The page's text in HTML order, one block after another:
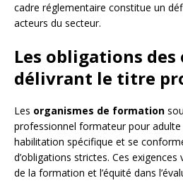
cadre réglementaire constitue un
acteurs du secteur.
Les obligations des
délivrant le titre
Les organismes de formation
professionnel formateur pour
habilitation spécifique et se
d’obligations strictes. Ces
de la formation et l’équité dans